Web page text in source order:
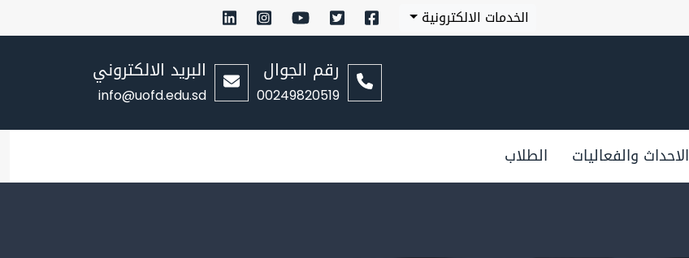
الخدمات الالكترونية
رقم الجوال
00249820519
البريد الالكتروني
info@uofd.edu.sd
الاحداث والفعاليات الطلاب